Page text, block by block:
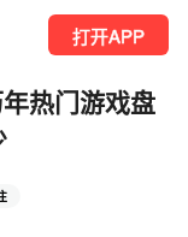
打开APP
热门游戏盘